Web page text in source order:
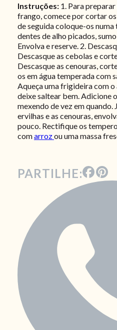
Instruções: 1. Para
frango, comece por cortar
de seguida coloque-os
dentes de alho picados,
Envolva e reserve. 2.
Descasque as cebolas e
Descasque as cenouras,
os em água temperada com
Aqueça uma frigideira com
deixe saltear bem. Adicione
mexendo de vez em quando.
ervilhas e as cenouras,
pouco. Rectifique os
comarrozou uma massa
PARTILHE: